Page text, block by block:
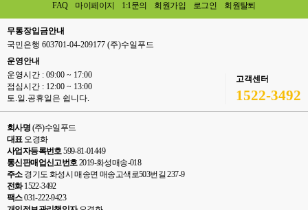
FAQ 마이페이지 1:1문의 회원가입 로그인 회원탈퇴
무통장입금안내
국민은행 603701-04-209177 (주)수일푸드
운영안내
운영시간 : 09:00 ~ 17:00
점심시간 : 12:00 ~ 13:00
토.일.공휴일은 쉽니다.
고객센터
1522-3492
회사명 (주)수일푸드
대표오경화
사업자등록번호599-81-01449
통신판매업신고번호2019-화성매송-018
주소경기도 화성시 매송면 매송고색로503번길 237-9
전화1522-3492
팩스031-222-9423